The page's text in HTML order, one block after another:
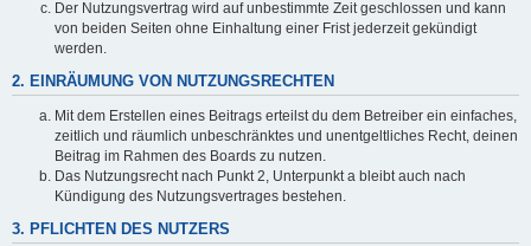
Der Nutzungsvertrag wird auf unbestimmte Zeit geschlossen und kann
von beiden Seiten ohne Einhaltung einer Frist jederzeit gekündigt
werden.
2. EINRÄUMUNG VON NUTZUNGSRECHTEN
Mit dem Erstellen eines Beitrags erteilst du dem Betreiber ein einfaches,
zeitlich und räumlich unbeschränktes und unentgeltliches Recht, deinen
Beitrag im Rahmen des Boards zu nutzen.
Das Nutzungsrecht nach Punkt 2, Unterpunkt a bleibt auch nach
Kündigung des Nutzungsvertrages bestehen.
3. PFLICHTEN DES NUTZERS